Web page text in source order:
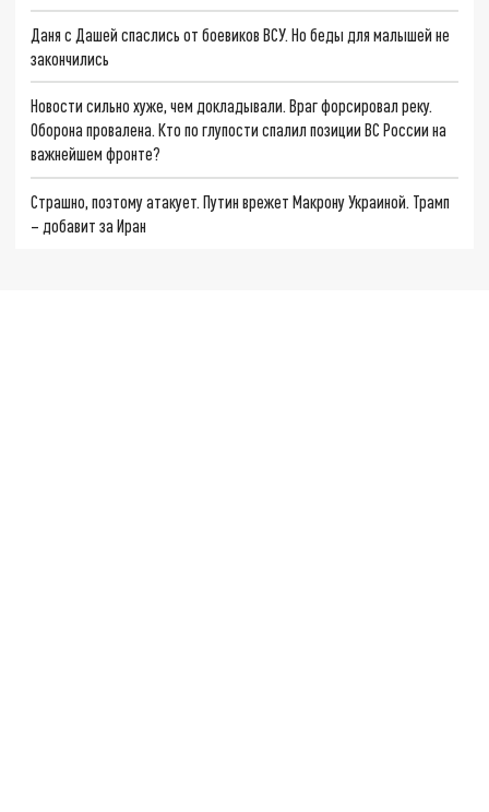
Даня с Дашей спаслись от боевиков ВСУ. Но беды для малышей не
закончились
Новости сильно хуже, чем докладывали. Враг форсировал реку.
Оборона провалена. Кто по глупости спалил позиции ВС России на
важнейшем фронте?
Страшно, поэтому атакует. Путин врежет Макрону Украиной. Трамп
– добавит за Иран